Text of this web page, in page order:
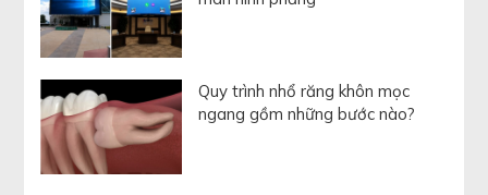
Quy trình nhổ răng khôn mọc
ngang gồm những bước nào?